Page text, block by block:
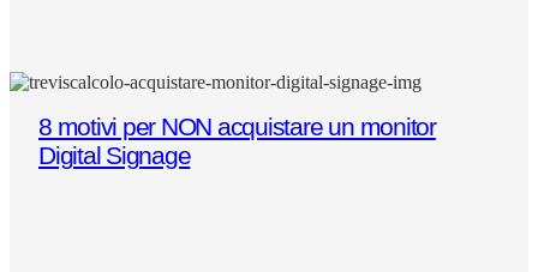
8 motivi per NON acquistare un monitor
Digital Signage